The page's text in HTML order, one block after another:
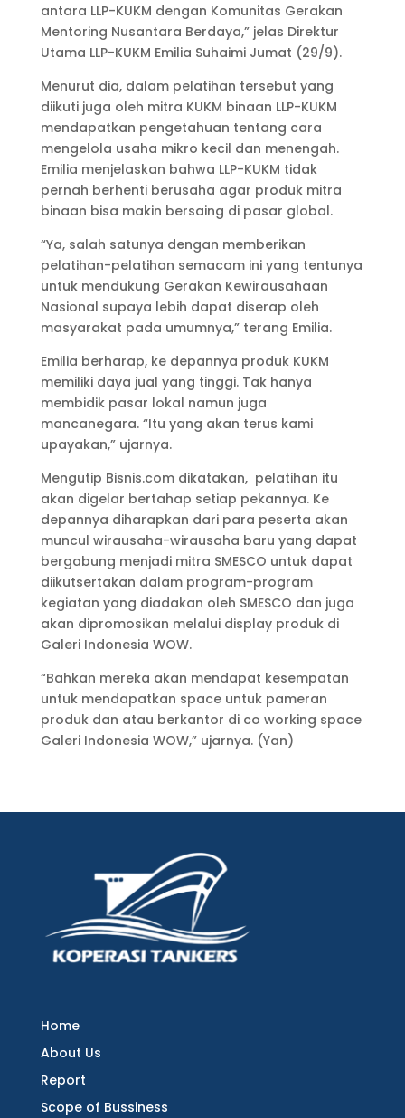
antara LLP-KUKM dengan Komunitas Gerakan
Mentoring Nusantara Berdaya,” jelas Direktur
Utama LLP-KUKM Emilia Suhaimi Jumat (29/9).
Menurut dia, dalam pelatihan tersebut yang
diikuti juga oleh mitra KUKM binaan LLP-KUKM
mendapatkan pengetahuan tentang cara
mengelola usaha mikro kecil dan menengah.
Emilia menjelaskan bahwa LLP-KUKM tidak
pernah berhenti berusaha agar produk mitra
binaan bisa makin bersaing di pasar global.
“Ya, salah satunya dengan memberikan
pelatihan-pelatihan semacam ini yang tentunya
untuk mendukung Gerakan Kewirausahaan
Nasional supaya lebih dapat diserap oleh
masyarakat pada umumnya,” terang Emilia.
Emilia berharap, ke depannya produk KUKM
memiliki daya jual yang tinggi. Tak hanya
membidik pasar lokal namun juga
mancanegara. “Itu yang akan terus kami
upayakan,” ujarnya.
Mengutip Bisnis.com dikatakan, pelatihan itu
akan digelar bertahap setiap pekannya. Ke
depannya diharapkan dari para peserta akan
muncul wirausaha-wirausaha baru yang dapat
bergabung menjadi mitra SMESCO untuk dapat
diikutsertakan dalam program-program
kegiatan yang diadakan oleh SMESCO dan juga
akan dipromosikan melalui display produk di
Galeri Indonesia WOW.
“Bahkan mereka akan mendapat kesempatan
untuk mendapatkan space untuk pameran
produk dan atau berkantor di co working space
Galeri Indonesia WOW,” ujarnya. (Yan)
Home
About Us
Report
Scope of Bussiness